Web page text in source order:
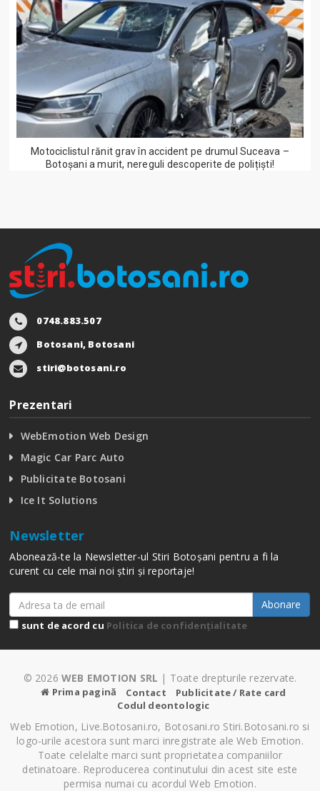
Motociclistul rănit grav în accident pe drumul Suceava –
Botoșani a murit, nereguli descoperite de polițiști!
0748.883.507
Botosani, Botosani
stiri@botosani.ro
Prezentari
WebEmotion Web Design
Magic Car Parc Auto
Publicitate Botosani
Ice It Solutions
Newsletter
Abonează-te la Newsletter-ul Stiri Botoșani pentru a fi la
curent cu cele mai noi știri și reportaje!
Abonare
sunt de acord cu Politica de confidențialitate
© 2026 WEB EMOTION SRL | Toate drepturile rezervate.
Prima pagină Contact
Publicitate / Rate card
Codul deontologic
Web Emotion, Live.Botosani.ro, Botosani.ro Stiri.Botosani.ro si
logo-urile acestora sunt marci inregistrate ale Web Emotion.
Toate celelalte marci sunt proprietatea companiilor
detinatoare. Reproducerea continutului din acest site este
permisa numai cu acordul Web Emotion.